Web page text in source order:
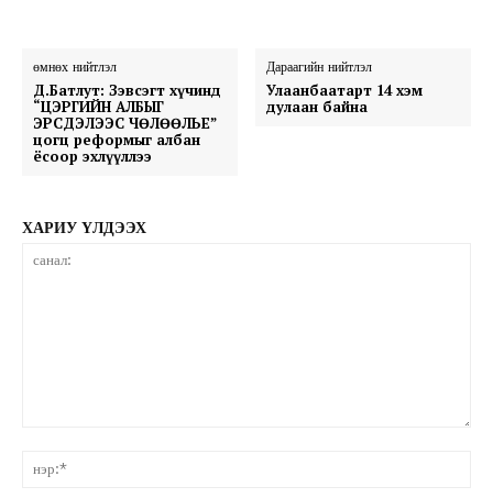
өмнөх нийтлэл
Д.Батлут: Зэвсэгт хүчинд
“ЦЭРГИЙН АЛБЫГ
ЭРСДЭЛЭЭС ЧӨЛӨӨЛЬЕ”
цогц реформыг албан
ёсоор эхлүүллээ
Дараагийн нийтлэл
Улаанбаатарт 14 хэм
дулаан байна
ХАРИУ ҮЛДЭЭХ